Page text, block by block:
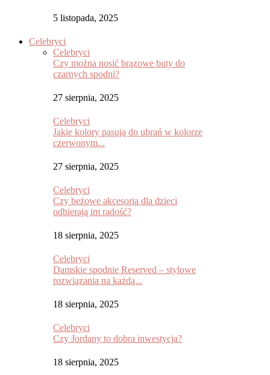
5 listopada, 2025
Celebryci
Celebryci
Czy można nosić brązowe buty do
czarnych spodni?
27 sierpnia, 2025
Celebryci
Jakie kolory pasują do ubrań w kolorze
czerwonym...
27 sierpnia, 2025
Celebryci
Czy beżowe akcesoria dla dzieci
odbierają im radość?
18 sierpnia, 2025
Celebryci
Damskie spodnie Reserved – stylowe
rozwiązania na każdą...
18 sierpnia, 2025
Celebryci
Czy Jordany to dobra inwestycja?
18 sierpnia, 2025